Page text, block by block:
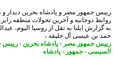
جمهور مصر و پادشاه بحرین دیدار و
دوجانبه و آخرین تحولات منطقه رایزنی
ایلنا به نقل از روسیا الیوم،
بن عیسی آل خلیفه ،
جمهور مصر-پادشاه بحرین- رییس
-جمهور-پادشاه